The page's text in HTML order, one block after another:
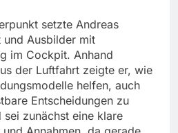
setzte Andreas
und Ausbilder mit
im Cockpit. Anhand
der Luftfahrt zeigte er, wie
helfen, auch
Entscheidungen zu
zunächst eine klare